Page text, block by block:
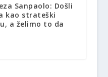
Sanpaolo: Došli
kao strateški
a želimo to da